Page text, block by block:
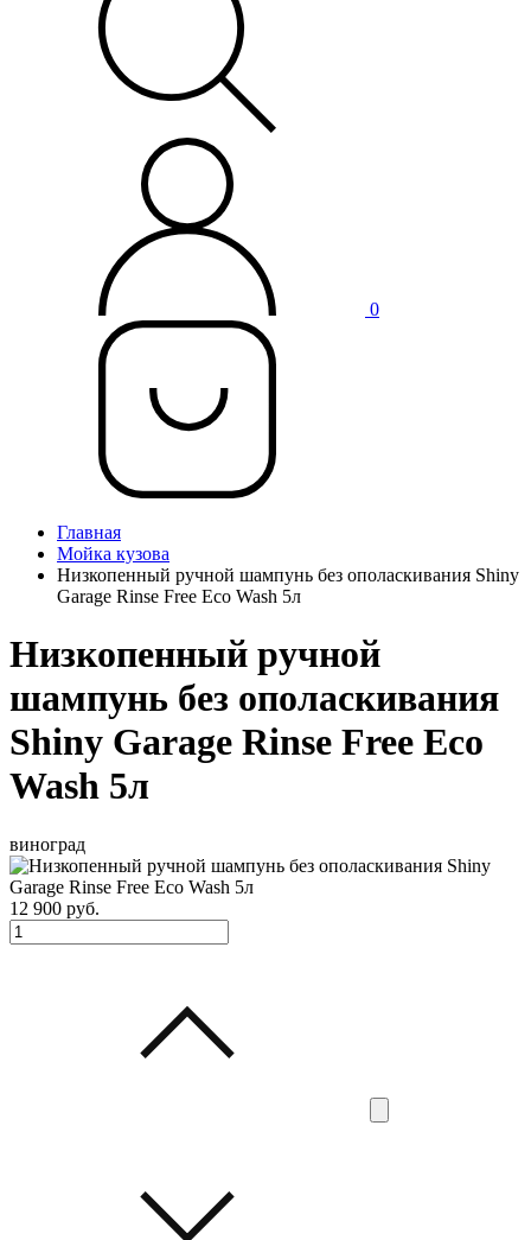
0
Главная
Мойка кузова
Низкопенный ручной шампунь без ополаскивания Shiny
Garage Rinse Free Eco Wash 5л
Низкопенный ручной
шампунь без ополаскивания
Shiny Garage Rinse Free Eco
Wash 5л
виноград
12 900 руб.